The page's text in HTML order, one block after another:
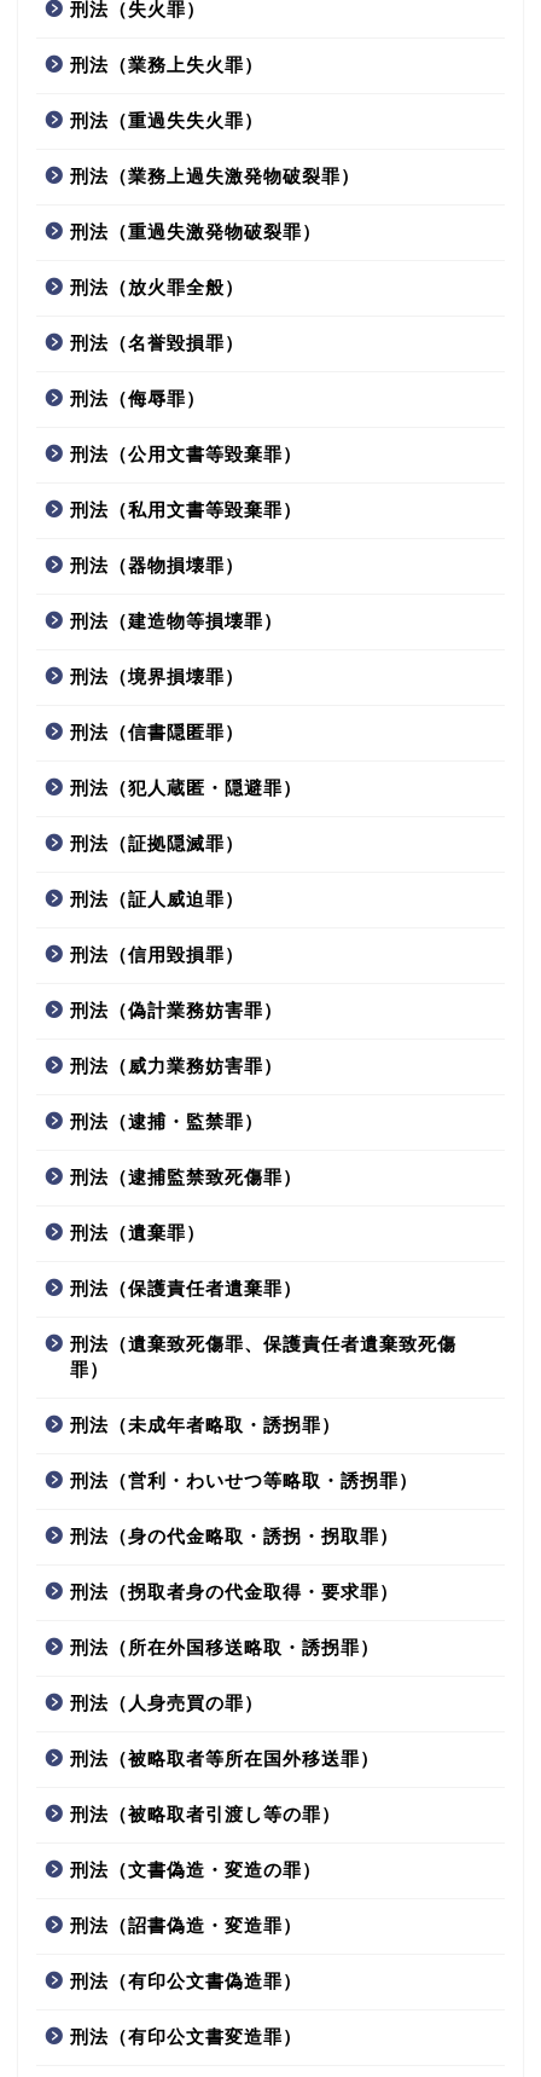
刑法（失火罪）
刑法（業務上失火罪）
刑法（重過失失火罪）
刑法（業務上過失激発物破裂罪）
刑法（重過失激発物破裂罪）
刑法（放火罪全般）
刑法（名誉毀損罪）
刑法（侮辱罪）
刑法（公用文書等毀棄罪）
刑法（私用文書等毀棄罪）
刑法（器物損壊罪）
刑法（建造物等損壊罪）
刑法（境界損壊罪）
刑法（信書隠匿罪）
刑法（犯人蔵匿・隠避罪）
刑法（証拠隠滅罪）
刑法（証人威迫罪）
刑法（信用毀損罪）
刑法（偽計業務妨害罪）
刑法（威力業務妨害罪）
刑法（逮捕・監禁罪）
刑法（逮捕監禁致死傷罪）
刑法（遺棄罪）
刑法（保護責任者遺棄罪）
刑法（遺棄致死傷罪、保護責任者遺棄致死傷
罪）
刑法（未成年者略取・誘拐罪）
刑法（営利・わいせつ等略取・誘拐罪）
刑法（身の代金略取・誘拐・拐取罪）
刑法（拐取者身の代金取得・要求罪）
刑法（所在外国移送略取・誘拐罪）
刑法（人身売買の罪）
刑法（被略取者等所在国外移送罪）
刑法（被略取者引渡し等の罪）
刑法（文書偽造・変造の罪）
刑法（詔書偽造・変造罪）
刑法（有印公文書偽造罪）
刑法（有印公文書変造罪）